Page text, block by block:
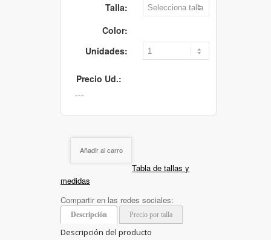
Talla:
Color:
Unidades:
Precio Ud.:
Añadir al carro
Tabla de tallas y
medidas
Compartir en las redes sociales:
Descripción Precio por talla
Descripción del producto